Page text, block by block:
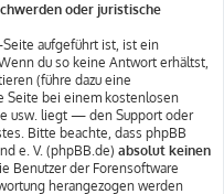
oder juristische
Seite aufgeführt ist, ist ein
du so keine Antwort erhältst,
(führe dazu eine
bei einem kostenlosen
usw. liegt — den Support oder
Bitte beachte, dass phpBB
e. V. (phpBB.de) absolut keinen
Benutzer der Forensoftware
herangezogen werden